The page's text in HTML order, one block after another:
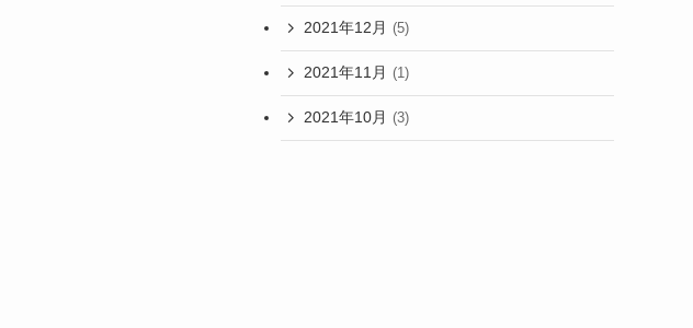
2021年12月 (5)
2021年11月 (1)
2021年10月 (3)